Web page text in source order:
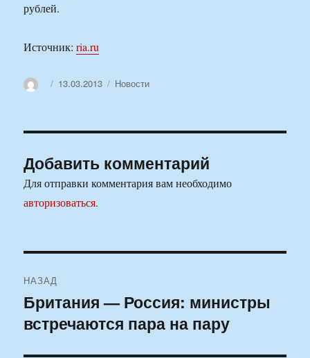
рублей.
Источник:ria.ru
АвторОпубликовано
13.03.2013 Рубрики
Новости
Добавить комментарий
Для отправки комментария вам необходимо
авторизоваться.
по
записям
НАЗАД
Предыдущая
запись:
Британия — Россия: министры
встречаются пара на пару